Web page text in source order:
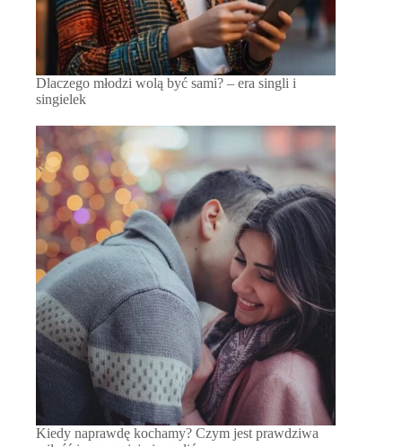
Dlaczego młodzi wolą być sami? – era singli i
singielek
Kiedy naprawdę kochamy? Czym jest prawdziwa